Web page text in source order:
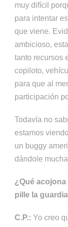
muy difícil
para intentar
que viene.
ambicioso,
tanto recursos
copiloto,
para que al
participación
Todavía no
estamos
un buggy
dándole
¿Qué
pille la
C.P.: Yo creo